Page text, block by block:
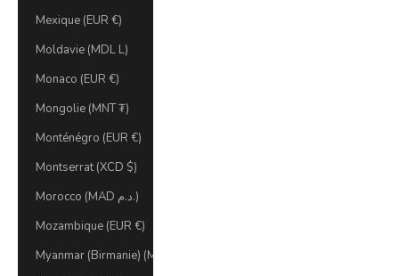
Mexique (EUR €)
Moldavie (MDL L)
Monaco (EUR €)
Mongolie (MNT ₮)
Monténégro (EUR €)
Montserrat (XCD $)
Morocco (MAD د.م.)
Mozambique (EUR €)
Myanmar (Birmanie) (MMK K)